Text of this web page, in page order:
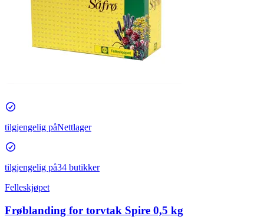
tilgjengelig påNettlager
tilgjengelig på34 butikker
Felleskjøpet
Frøblanding for torvtak Spire 0,5 kg